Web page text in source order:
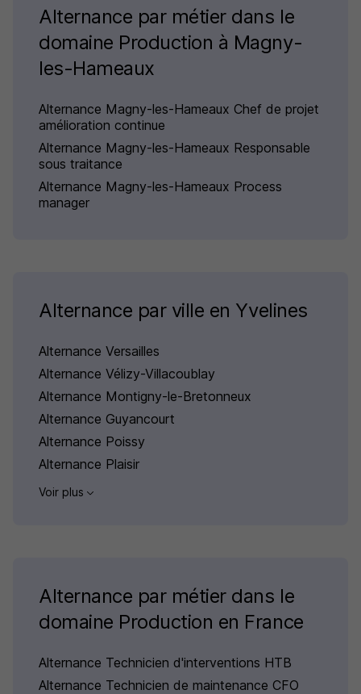
Alternance par métier dans le
domaine Production à Magny-
les-Hameaux
Alternance Magny-les-Hameaux Chef de projet
amélioration continue
Alternance Magny-les-Hameaux Responsable
sous traitance
Alternance Magny-les-Hameaux Process
manager
Alternance par ville en Yvelines
Alternance Versailles
Alternance Vélizy-Villacoublay
Alternance Montigny-le-Bretonneux
Alternance Guyancourt
Alternance Poissy
Alternance Plaisir
Voir plus
Alternance par métier dans le
domaine Production en France
Alternance Technicien d'interventions HTB
Alternance Technicien de maintenance CFO